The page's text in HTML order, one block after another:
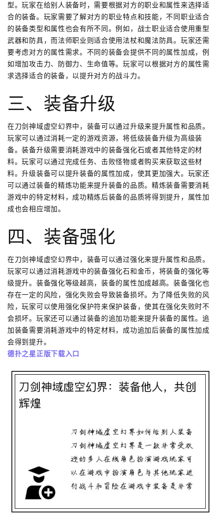
型。玩家在给别人装备时，需要根据对方的职业和属性来选择适
合的装备。玩家需要了解对方的职业特点和技能，不同职业适合
的装备类型和属性也会有所不同。例如，战士职业适合使用重型
武器和防具，而法师职业则适合使用法杖和魔法防具。玩家还需
要考虑对方的属性需求。不同的装备会提供不同的属性加成，例
如增加攻击力、防御力、生命值等。玩家可以根据对方的属性需
求选择适合的装备，以提升对方的战斗力。
三、装备升级
在刀剑神域虚空幻界中，装备可以通过升级来提升属性和品质。
玩家可以通过消耗一定的游戏资源，将低级装备升级为高级装
备。装备升级需要消耗游戏中的装备强化石或者其他特定的材
料。玩家可以通过完成任务、击败怪物或者购买来获取这些材
料。升级装备可以提升装备的属性加成，使其更加强大。玩家还
可以通过装备的精炼功能来提升装备的品质。精炼装备需要消耗
游戏中的特定材料，成功精炼后装备的品质将得到提升，属性加
成也会相应增加。
四、装备强化
在刀剑神域虚空幻界中，装备可以通过强化来提升属性和品质。
玩家可以通过消耗游戏中的装备强化石和金币，将装备的强化等
级提升。装备强化等级越高，装备的属性加成越高。装备强化也
存在一定的风险，强化失败会导致装备损坏。为了降低失败的风
险，玩家可以使用强化保护符来保护装备，使其在强化失败时不
会损坏。玩家还可以通过装备的追加功能来提升装备的属性。追
加装备需要消耗游戏中的特定材料，成功追加后装备的属性加成
会得到提升。
德扑之星正版下载入口